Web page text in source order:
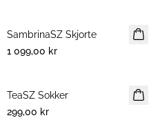
NYHET
SambrinaSZ Skjorte
1 099,00 kr
NYHET
TeaSZ Sokker
299,00 kr